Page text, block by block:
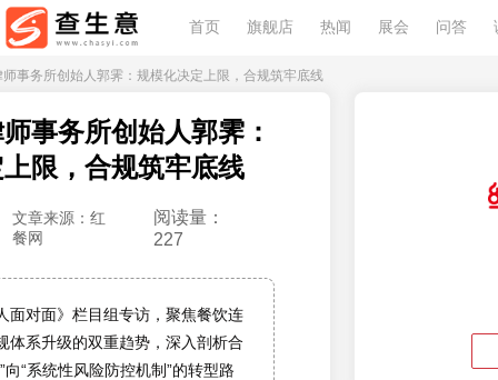
首页 旗舰店 热闻 展会 问答
事务所创始人郭霁：规模化决定上限，合规筑牢底线
事务所创始人郭霁：
限，合规筑牢底线
文章来源：红
餐网
阅读量：
227
面对面》栏目组专访，聚焦餐饮连
体系升级的双重趋势，深入剖析合
向“系统性风险防控机制”的转型路